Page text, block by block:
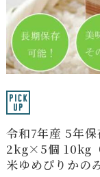
令和7年産 5年保
2kg×5個 10kg
米ゆめぴりかの